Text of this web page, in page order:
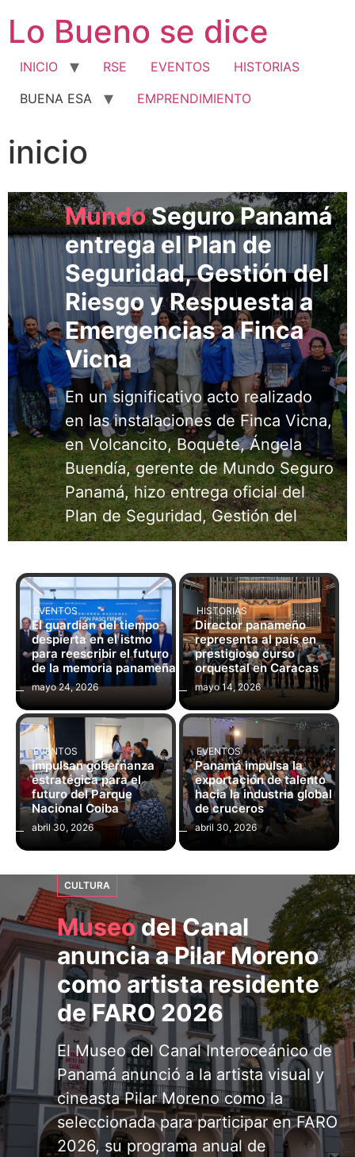
Lo Bueno se dice
INICIO RSE EVENTOS
HISTORIAS
BUENA ESA
EMPRENDIMIENTO
inicioEVENTOS
entrega el Plan de
Seguridad, Gestión del
Riesgo y Respuesta a
Emergencias a Finca
Vicna
En un significativo acto realizado
en las instalaciones de Finca Vicna,
en Volcancito, Boquete, Ángela
Buendía, gerente de Mundo Seguro
Panamá, hizo entrega oficial del
Plan de Seguridad, Gestión del
HISTORIAS
CentroCultural ALDEA
Café de 500 Historias
El Centro Cultural ALDEA Café
500Historias, ubicado en San
Francisco, cerca del Parque Omar,
se consolida como un innovador
espacio que combina cultura,
educación, comunidad y
gastronomía. Nacido del proyecto
EVENTOS
El guardián del tiempo
despierta en el istmo
para reescribir el futuro
de la memoria panameña
mayo 24, 2026
HISTORIAS
Director panameño
representa al país en
prestigioso curso
orquestal en Caracas
mayo 14, 2026
EVENTOS
impulsan gobernanza
estratégica para el
futuro del Parque
Nacional Coiba
abril 30, 2026
EVENTOS
Panamá impulsa la
exportación de talento
hacia la industria global
de cruceros
abril 30, 2026
CULTURA
Museo
anuncia a Pilar Moreno
como artista residente
de FARO 2026
El Museo del Canal Interoceánico de
Panamá anunció a la artista visual y
cineasta Pilar Moreno como la
seleccionada para participar en FARO
2026, su programa anual de
residencias artísticas
EDUCACIÓN
276niños panameños
se coronan campeones
mundiales de cálculo
mental
La bandera panameña brilló ante el
mundo durante un campeonato
histórico que reunió en el país a mil
niños de más de 21 naciones, exaltó